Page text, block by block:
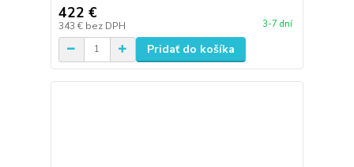
422 €
343 € bez DPH 3-7 dní
Pridať do košíka